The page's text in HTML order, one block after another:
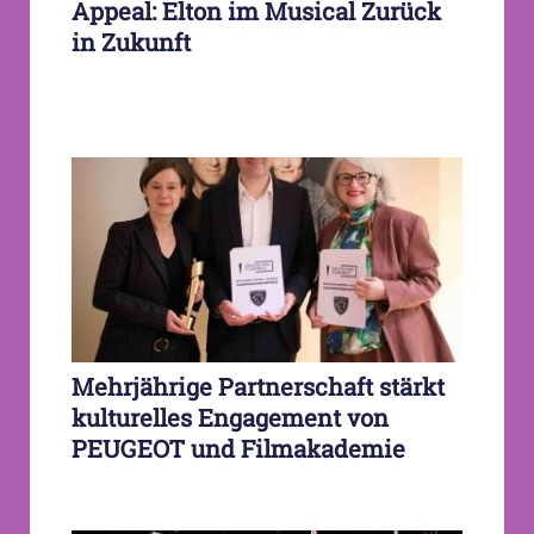
Appeal: Elton im Musical Zurück
in Zukunft
Mehrjährige Partnerschaft stärkt
kulturelles Engagement von
PEUGEOT und Filmakademie